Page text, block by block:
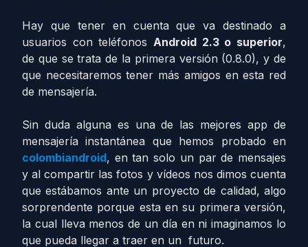
Hay que tener en cuenta que va destinado a
usuarios con teléfonos Android 2.3 o superior,
de que se trata de la primera versión (0.8.0), y de
que necesitaremos tener más amigos en esta red
de mensajería.
Sin duda alguna es una de las mejores app de
mensajería instantánea que hemos probado en
colombiandroid, en tan solo un par de mensajes
y al compartir las fotos y vídeos nos dimos cuenta
que estábamos ante un proyecto de calidad, algo
sorprendente porque esta en su primera versión,
la cual lleva menos de un día en ni imaginamos lo
que pueda llegar a traer en un futuro.